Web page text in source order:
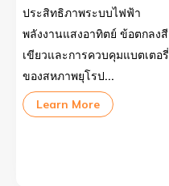
ประสิทธิภาพระบบไฟฟ้า
พลังงานแสงอาทิตย์ ข้อตกลงสี
เขียวและการควบคุมแบตเตอรี่
ของสหภาพยุโรป...
Learn More